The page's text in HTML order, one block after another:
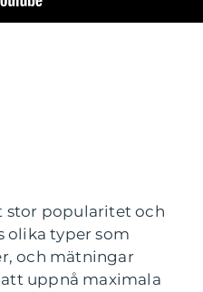
stor popularitet och
olika typer som
och mätningar
uppnå maximala